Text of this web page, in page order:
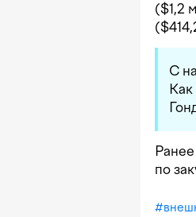
($1,2
С
по
#